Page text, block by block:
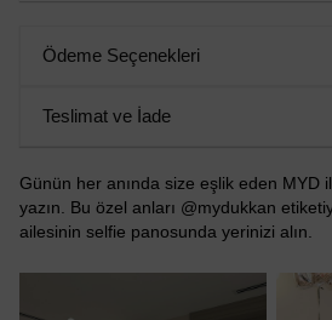
Ödeme Seçenekleri
Teslimat ve İade
Günün her anında size eşlik eden MYD
yazın. Bu özel anları @mydukkan
ailesinin selfie panosunda yerinizi alın.